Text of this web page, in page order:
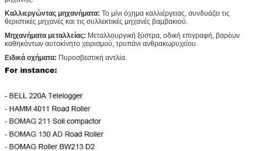
ταχύτητα (r/min)
Σειρά ταχύτητας
(r/min)
0-200
Καλλιεργώντας μηχανήματα: Το μίνι όχημα καλλιέργειας, συνδυάζει τις
θεριστικές μηχανές και τις συλλεκτικές μηχανές βαμβακιού.
Μηχανήματα μεταλλείας: Μεταλλουργική ξύστρα, οδική επιγραφή, βαρέων
καθηκόντων αυτοκίνητο χειρισμού, τρυπάνι ανθρακωρυχείου.
Ειδικά οχήματα: Πυροσβεστική αντλία.